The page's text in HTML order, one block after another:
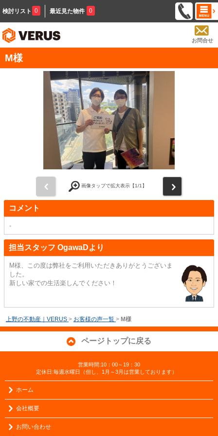
検討リスト 0 最近見た物件 0
お問合せ
M様
画像タップで拡大表示【1/1】
コメント
-
担当スタッフ OgawaDより
M様、この度は弊社をご利用いただきありがとうございま
した。
新しい家での生活楽しんでください！
上野の不動産｜VERUS > お客様の声一覧 > M様
ページトップに戻る
営業時間:10：00～19：30
定休日:毎週水曜日（但し、1月～3月は営業しております）
ホーム
会社概要
お問い合わせ